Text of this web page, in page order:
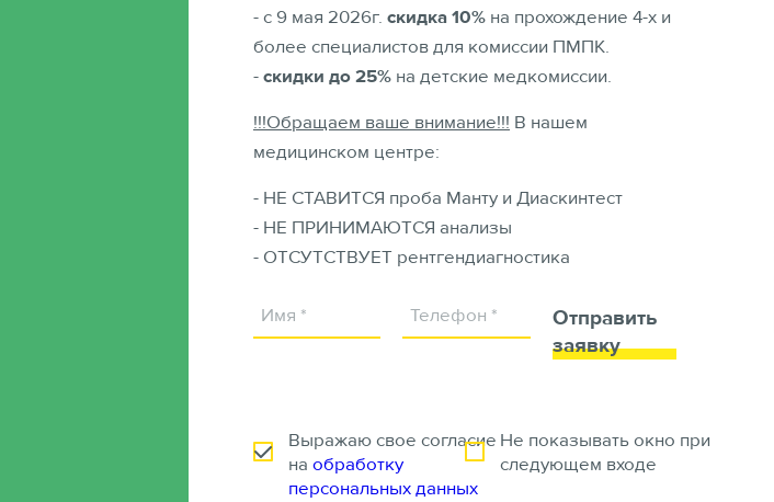
- с 9 мая 2026г. скидка 10% на прохождение 4-х и
более специалистов для комиссии ПМПК.
-скидки до 25% на детские медкомиссии.
!!!Обращаем ваше внимание!!! В нашем
медицинском центре:
- НЕ СТАВИТСЯ проба Манту и Диаскинтест
- НЕ ПРИНИМАЮТСЯ анализы
- ОТСУТСТВУЕТ рентгендиагностика
Отправить
заявку
Выражаю свое согласие
на обработку
персональных данных
Не показывать окно при
следующем входе